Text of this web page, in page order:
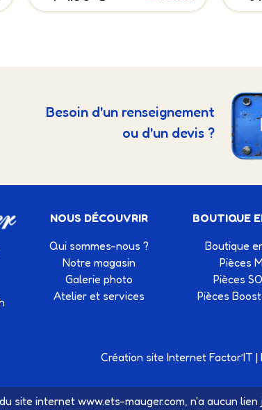
Besoin d'un renseignement
ou d'un devis ?
NOUS DÉCOUVRIR
Qui sommes-nous ?
Notre magasin
Galerie photo
Atelier et services
BOUTIQUE
Boutique
Pièces
Pièces
Pièces
Création site Internet Factor’IT |
site internet www.ets-mauger.com, n'a aucun